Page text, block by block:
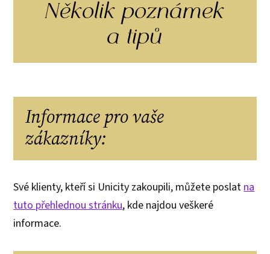
Několik poznámek
a tipů
Informace pro vaše
zákazníky:
Své klienty, kteří si Unicity zakoupili, můžete poslat na
tuto přehlednou stránku, kde najdou veškeré
informace.